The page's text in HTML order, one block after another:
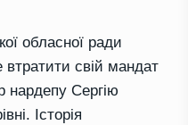
обласної ради
свій мандат
нардепу Сергію
Історія